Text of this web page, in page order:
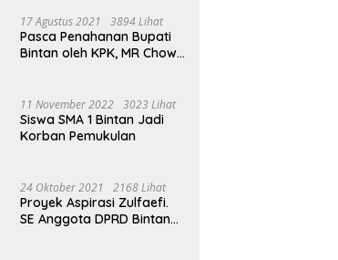
Boksit Ilegal Di Bintan
17 Agustus 2021 3894 Lihat
Pasca Penahanan Bupati
Bintan oleh KPK, MR Chow
Yang Silam
11 November 2022 3023 Lihat
Siswa SMA 1 Bintan Jadi
Korban Pemukulan
24 Oktober 2021 2168 Lihat
Proyek Aspirasi Zulfaefi.
SE Anggota DPRD Bintan